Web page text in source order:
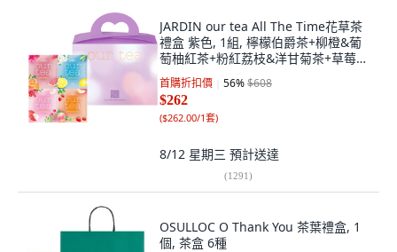
JARDIN our tea All The Time花草茶
禮盒 紫色, 1組, 檸檬伯爵茶+柳橙&葡
萄柚紅茶+粉紅荔枝&洋甘菊茶+草莓&
水蜜桃南非國寶茶
首購折扣價 56%$608
$262
($262.00/1套)
8/12 星期三 預計送達
(1291)
OSULLOC O Thank You 茶葉禮盒, 1
個, 茶盒 6種